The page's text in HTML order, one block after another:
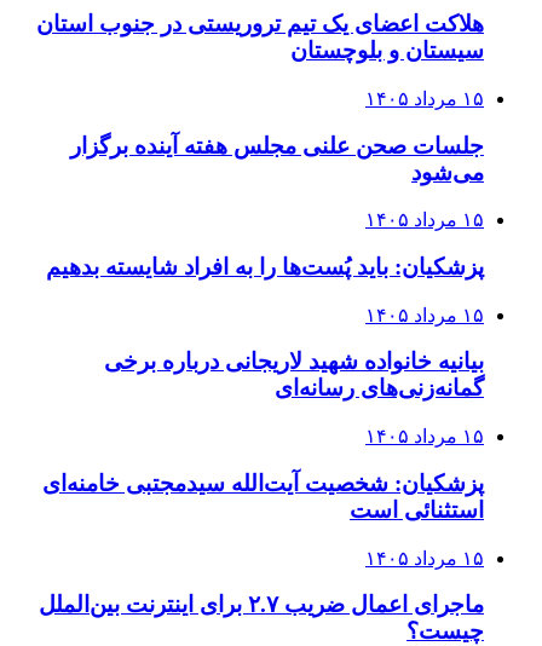
هلاکت اعضای یک تیم تروریستی در جنوب استان
سیستان و بلوچستان
۱۵ مرداد ۱۴۰۵
جلسات صحن علنی مجلس هفته آینده برگزار
می‌شود
۱۵ مرداد ۱۴۰۵
پزشکیان: باید پُست‌ها را به افراد شایسته بدهیم
۱۵ مرداد ۱۴۰۵
بیانیه خانواده شهید لاریجانی درباره برخی
گمانه‌زنی‌های رسانه‌ای
۱۵ مرداد ۱۴۰۵
پزشکیان: شخصیت آیت‌الله سیدمجتبی خامنه‌ای
استثنائی است
۱۵ مرداد ۱۴۰۵
ماجرای اعمال ضریب ۲.۷ برای اینترنت بین‌الملل
چیست؟